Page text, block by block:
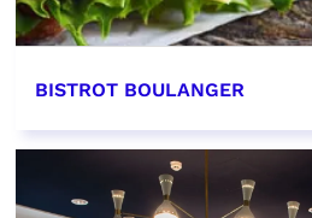
BISTROT BOULANGER
EN SAVOIR PLUS